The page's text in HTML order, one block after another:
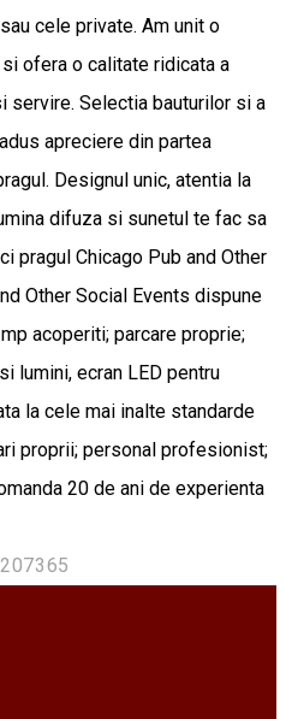
cele private. Am unit o
ofera o calitate ridicata a
servire. Selectia bauturilor si a
apreciere din partea
Designul unic, atentia la
difuza si sunetul te fac sa
pragul Chicago Pub and Other
Other Social Events dispune
acoperiti; parcare proprie;
lumini, ecran LED pentru
la cele mai inalte standarde
proprii; personal profesionist;
20 de ani de experienta